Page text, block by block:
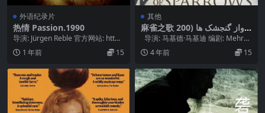
外语纪录片
热情 Passion.1990
导演: Jürgen Reble 官方网站: htt
p://www.re-voi...
1 年前 15
其他
麻雀之歌 آواز گنجشک ها (200
8)
导演: 马基德·马基迪 编剧: Mehran
Kashani / ...
4 年前 15